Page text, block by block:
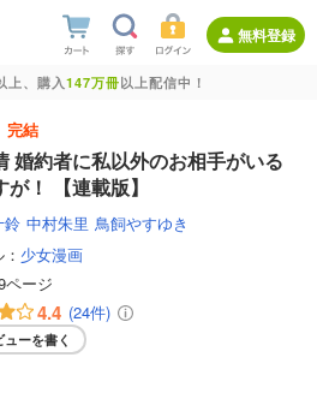
無料登録
上、購入147万冊以上配信中！
完結
婚約者に私以外のお相手がいる
！ 【連載版】
鈴 中村朱里 鳥飼やすゆき
少女漫画
ページ
4.4 (24件)
ューを書く